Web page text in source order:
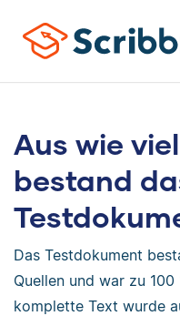
Aus wie
bestand
Das Testdokument
Quellen und war zu
komplette Text wurde